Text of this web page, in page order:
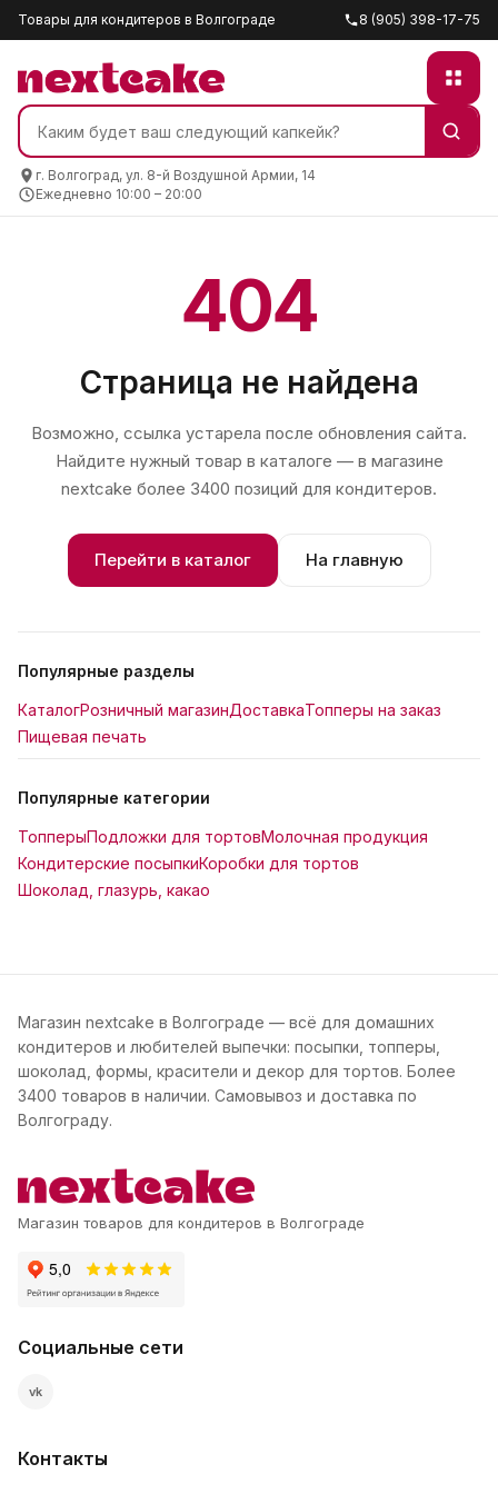
Товары для кондитеров в Волгограде 8 (905) 398-17-75
г. Волгоград, ул. 8-й Воздушной Армии, 14
Ежедневно 10:00 – 20:00
404
Страница не найдена
Возможно, ссылка устарела после обновления сайта.
Найдите нужный товар в каталоге — в магазине
nextcake более 3400 позиций для кондитеров.
Перейти в каталог На главную
Популярные разделы
КаталогРозничный магазинДоставкаТопперы на заказ
Пищевая печать
Популярные категории
ТопперыПодложки для тортовМолочная продукция
Кондитерские посыпкиКоробки для тортов
Шоколад, глазурь, какао
Магазин nextcake в Волгограде — всё для домашних
кондитеров и любителей выпечки: посыпки, топперы,
шоколад, формы, красители и декор для тортов. Более
3400 товаров в наличии. Самовывоз и доставка по
Волгограду.
Магазин товаров для кондитеров в Волгограде
Социальные сети
vk
Контакты